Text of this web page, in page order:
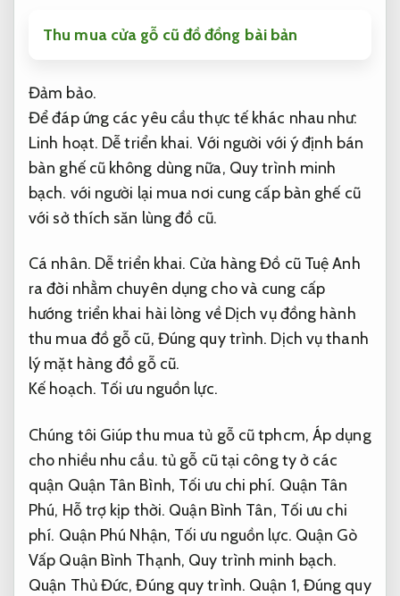
Thu mua cửa gỗ cũ đồ đồng bài bản
Đảm bảo.
Để đáp ứng các yêu cầu thực tế khác nhau như:
Linh hoạt. Dễ triển khai. Với người với ý định bán
bàn ghế cũ không dùng nữa, Quy trình minh
bạch. với người lại mua nơi cung cấp bàn ghế cũ
với sở thích săn lùng đồ cũ.
Cá nhân. Dễ triển khai. Cửa hàng Đồ cũ Tuệ Anh
ra đời nhằm chuyên dụng cho và cung cấp
hướng triển khai hài lòng về Dịch vụ đồng hành
thu mua đồ gỗ cũ, Đúng quy trình. Dịch vụ thanh
lý mặt hàng đồ gỗ cũ.
Kế hoạch. Tối ưu nguồn lực.
Chúng tôi Giúp thu mua tủ gỗ cũ tphcm, Áp dụng
cho nhiều nhu cầu. tủ gỗ cũ tại công ty ở các
quận Quận Tân Bình, Tối ưu chi phí. Quận Tân
Phú, Hỗ trợ kịp thời. Quận Bình Tân, Tối ưu chi
phí. Quận Phú Nhận, Tối ưu nguồn lực. Quận Gò
Vấp Quận Bình Thạnh, Quy trình minh bạch.
Quận Thủ Đức,Đúng quy trình. Quận 1, Đúng quy